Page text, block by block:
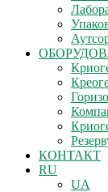
КОНТАКТ
RU
UA